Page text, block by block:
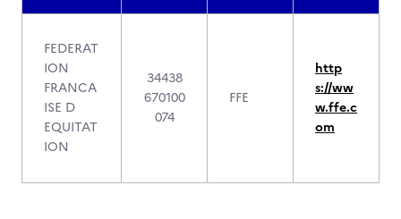
FEDERAT
ION
FRANCA
ISE D
EQUITAT
ION
34438
670100
074
FFE
http
s://ww
w.ffe.c
om